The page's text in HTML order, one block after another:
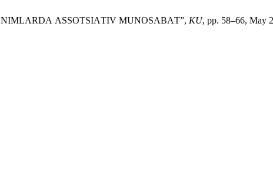
АSSОTSIАTIV MUNОSАBАT”, KU, pp. 58–66, May